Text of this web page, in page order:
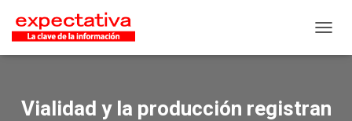
Vialidad y la producción registran